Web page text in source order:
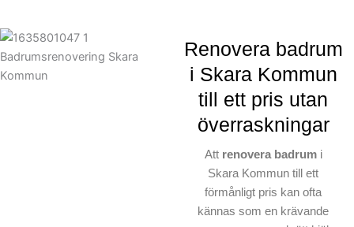
Renovera badrum
i Skara Kommun
till ett pris utan
överraskningar
Att renovera badrumi
Skara Kommun till ett
förmånligt pris kan ofta
kännas som en krävande